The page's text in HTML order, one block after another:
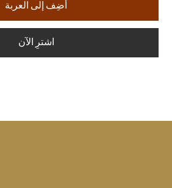
أضِف إلى العربة
اشترِ الآن